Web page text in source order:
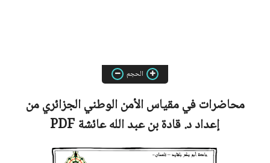
الحجم
محاضرات في مقياس الأمن الوطني الجزائري من
إعدادد.قادة بن عبد الله عائشةPDF